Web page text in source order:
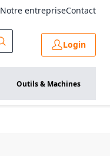
Notre entrepriseContact
Login
Outils & Machines